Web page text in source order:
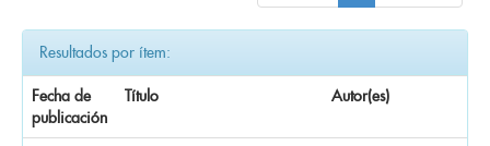
Resultados por ítem:
Fecha de
publicación
Título Autor(es)